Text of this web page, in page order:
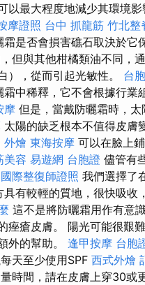
以最大程度地減少其環境
摩證照 台中 抓龍筋 竹北整
是否會損害礁石取決於它
但與其他柑橘類油不同，
），從而引起光敏性。 台
霜中稀釋，它不會根據行業
摩 但是，當戴防曬霜時，
太陽的缺乏根本不值得皮膚
外燴 東海按摩 可以在臉上
美容 易遊網 台胞證 儘管有
國際整復師證照 我們選擇了
具有較輕的質地，很快吸收
這不是將防曬霜用作有意
痤瘡皮膚。 陽光可能很艱
外的幫助。 逢甲按摩 台胞
天至少使用SPF 西式外燴
時間，請在皮膚上穿30或